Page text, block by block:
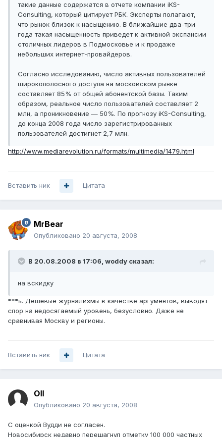
такие данные содержатся в отчете компании iKS-
Consulting, который цитирует РБК. Эксперты полагают,
что рынок близок к насыщению. В ближайшие два-три
года такая насыщенность приведет к активной экспансии
столичных лидеров в Подмосковье и к продаже
небольших интернет-провайдеров.
Согласно исследованию, число активных пользователей
широкополосного доступа на московском рынке
составляет 85% от общей абонентской базы. Таким
образом, реальное число пользователей составляет 2
млн, а проникновение — 50%. По прогнозу iKS-Consulting,
до конца 2008 года число зарегистрированных
пользователей достигнет 2,7 млн.
http://www.mediarevolution.ru/formats/multimedia/1479.html
Вставить ник Цитата
MrBear
Опубликовано 20 августа, 2008
В 20.08.2008 в 17:06, woddy сказал:
на вскидку
***ь. Дешевые журнализмы в качестве аргументов, выводят
спор на недосягаемый уровень, безусловно. Даже не
сравнивая Москву и регионы.
Вставить ник Цитата
Oll
Опубликовано 20 августа, 2008
С оценкой Вудди не согласен.
Новосибирск недавно перешагнул отметку 100 000 частных